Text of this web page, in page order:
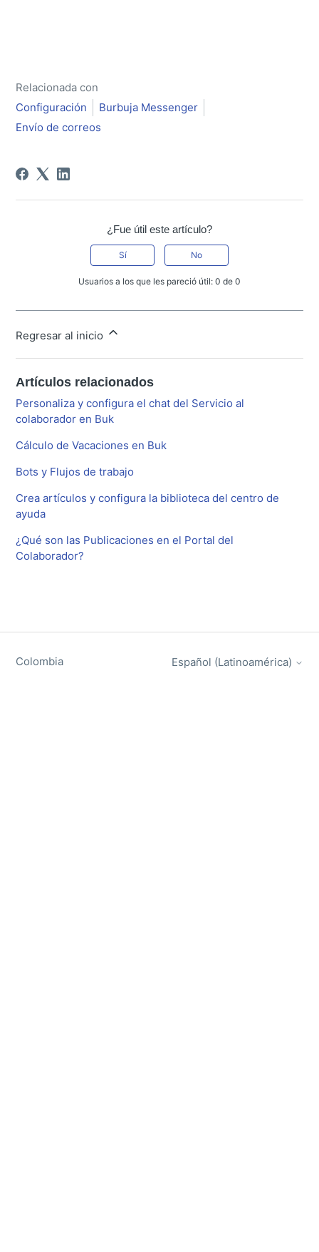
Relacionada con
Configuración
Burbuja Messenger
Envío de correos
¿Fue útil este artículo?
Sí No
Usuarios a los que les pareció útil: 0 de 0
Regresar al inicio
Artículos relacionados
Personaliza y configura el chat del Servicio al
colaborador en Buk
Cálculo de Vacaciones en Buk
Bots y Flujos de trabajo
Crea artículos y configura la biblioteca del centro de
ayuda
¿Qué son las Publicaciones en el Portal del
Colaborador?
Colombia Español (Latinoamérica)